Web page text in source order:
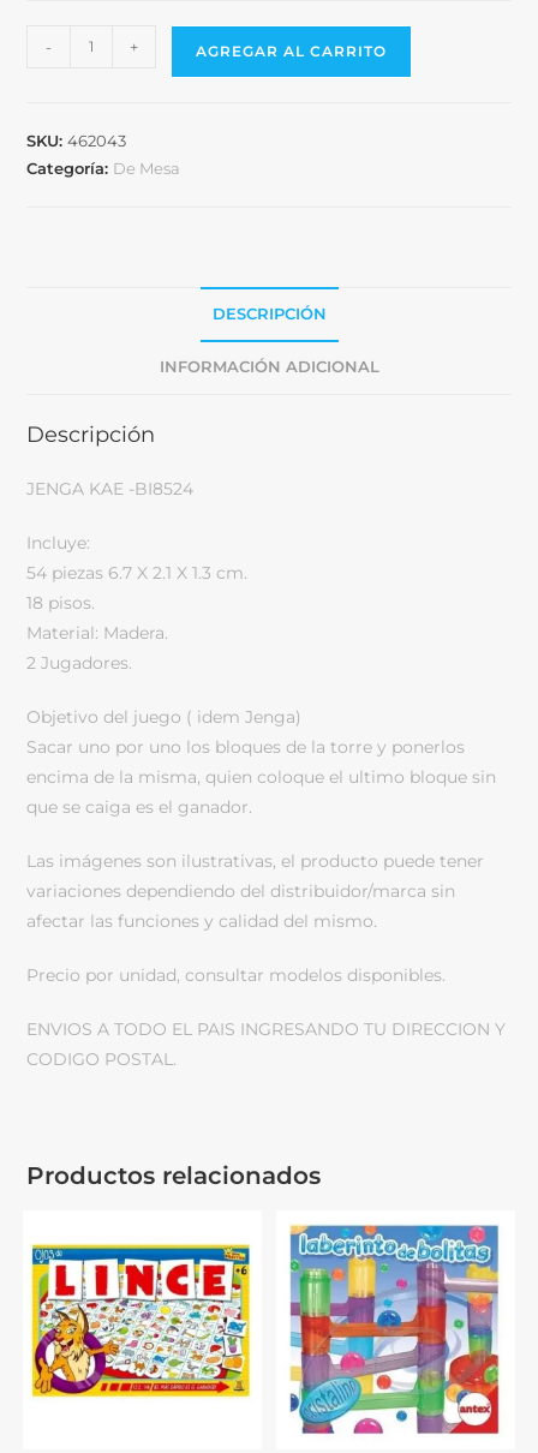
- + AGREGAR AL CARRITO
SKU:462043
Categoría: De Mesa
DESCRIPCIÓN
INFORMACIÓN ADICIONAL
Descripción
JENGA KAE -BI8524
Incluye:
54 piezas 6.7 X 2.1 X 1.3 cm.
18 pisos.
Material: Madera.
2 Jugadores.
Objetivo del juego ( idem Jenga)
Sacar uno por uno los bloques de la torre y ponerlos
encima de la misma, quien coloque el ultimo bloque sin
que se caiga es el ganador.
Las imágenes son ilustrativas, el producto puede tener
variaciones dependiendo del distribuidor/marca sin
afectar las funciones y calidad del mismo.
Precio por unidad, consultar modelos disponibles.
ENVIOS A TODO EL PAIS INGRESANDO TU DIRECCION Y
CODIGO POSTAL.
Productos relacionados